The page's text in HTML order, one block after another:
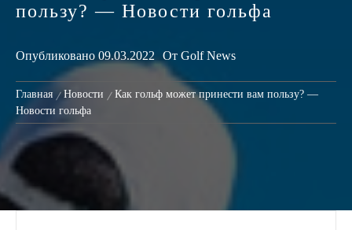
пользу? — Новости гольфа
Опубликовано 09.03.2022 От Golf News
Главная Новости
Как гольф может принести вам пользу? —
Новости гольфа